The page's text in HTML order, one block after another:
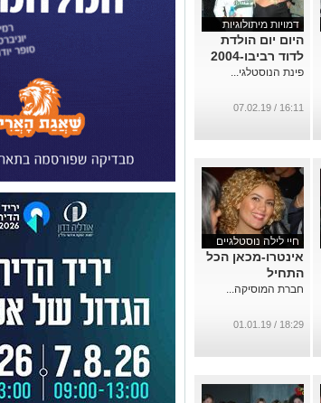
דמויות מיתולוגיות
היום יום הולדת
לדוד רביבו-2004
פינת הנוסטלגי...
16:11 / 07.02.19
חיי לילה נוסטלגיים
אינטרו-מכאן הכל
התחיל
חברת המוסיקה...
18:29 / 01.01.19